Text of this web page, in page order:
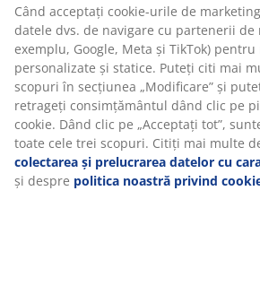
Când acceptați cookie-urile de
datele dvs. de navigare cu partenerii de
exemplu, Google, Meta și TikTok) pentru
personalizate și statice. Puteți citi mai
scopuri în secțiunea „Modificare” și
retrageți consimțământul dând clic pe
cookie. Dând clic pe „Acceptați tot”,
toate cele trei scopuri. Citiți mai multe
colectarea și prelucrarea datelor cu
și despre politica noastră privind